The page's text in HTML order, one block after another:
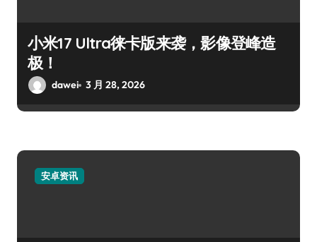
小米17 Ultra徕卡版来袭，影像登峰造
极！
dawei 3 月 28, 2026
安卓资讯